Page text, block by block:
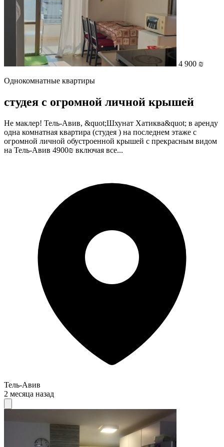
4 900 ₪
Однокомнатные квартиры
студея с огромной личной крышей
Не маклер! Тель-Авив, &quot;Шхунат Хатиква&quot; в аренду
одна комнатная квартира (студея ) на последнем этаже с
огромной личной обустроенной крышей с прекрасным видом
на Тель-Авив 4900₪ включая все...
Тель-Авив
2 месяца назад